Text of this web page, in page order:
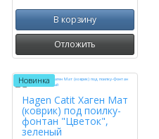
В корзину
Отложить
Новинка
Hagen Catit Хаген Мат
(коврик) под поилку-
фонтан "Цветок",
зеленый